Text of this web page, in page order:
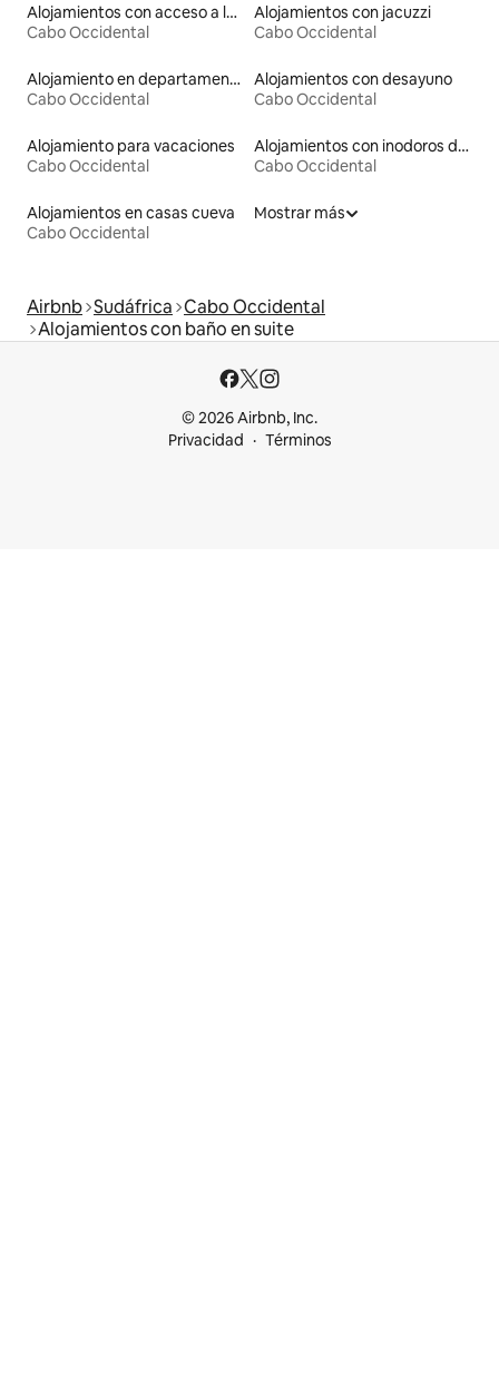
Alojamientos con acceso a las pistas de esquí
Cabo Occidental
Alojamientos con jacuzzi
Cabo Occidental
Alojamiento en departamentos
Cabo Occidental
Alojamientos con desayuno
Cabo Occidental
Alojamiento para vacaciones
Cabo Occidental
Alojamientos con inodoros de altura accesible
Cabo Occidental
Alojamientos en casas cueva
Cabo Occidental
Mostrar más
Airbnb Sudáfrica Cabo Occidental
Alojamientos con baño en suite
© 2026 Airbnb, Inc.
Privacidad
Términos